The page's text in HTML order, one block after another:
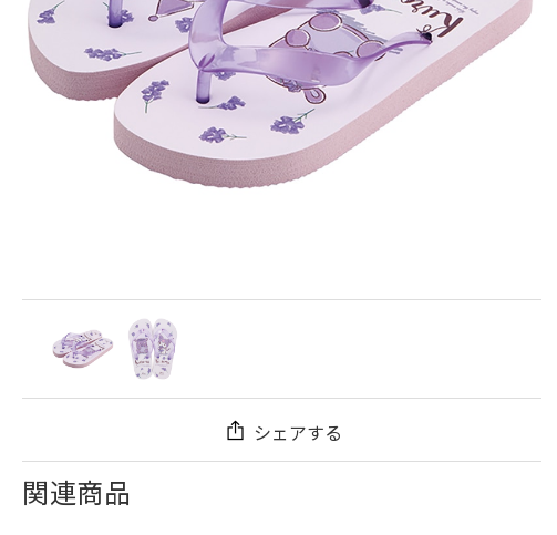
シェアする
関連商品